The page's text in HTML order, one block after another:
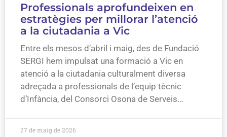
Professionals aprofundeixen en
estratègies per millorar l’atenció
a la ciutadania a Vic
Entre els mesos d’abril i maig, des de Fundació
SERGI hem impulsat una formació a Vic en
atenció a la ciutadania culturalment diversa
adreçada a professionals de l’equip tècnic
d’Infància, del Consorci Osona de Serveis…
27 de maig de 2026